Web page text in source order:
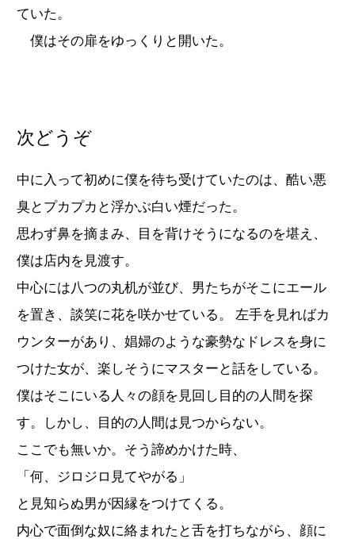
ていた。
僕はその扉をゆっくりと開いた。
次どうぞ
中に入って初めに僕を待ち受けていたのは、酷い悪
臭とプカプカと浮かぶ白い煙だった。
思わず鼻を摘まみ、目を背けそうになるのを堪え、
僕は店内を見渡す。
中心には八つの丸机が並び、男たちがそこにエール
を置き、談笑に花を咲かせている。 左手を見ればカ
ウンターがあり、娼婦のような豪勢なドレスを身に
つけた女が、楽しそうにマスターと話をしている。
僕はそこにいる人々の顔を見回し目的の人間を探
す。しかし、目的の人間は見つからない。
ここでも無いか。そう諦めかけた時、
「何、ジロジロ見てやがる」
と見知らぬ男が因縁をつけてくる。
内心で面倒な奴に絡まれたと舌を打ちながら、顔に